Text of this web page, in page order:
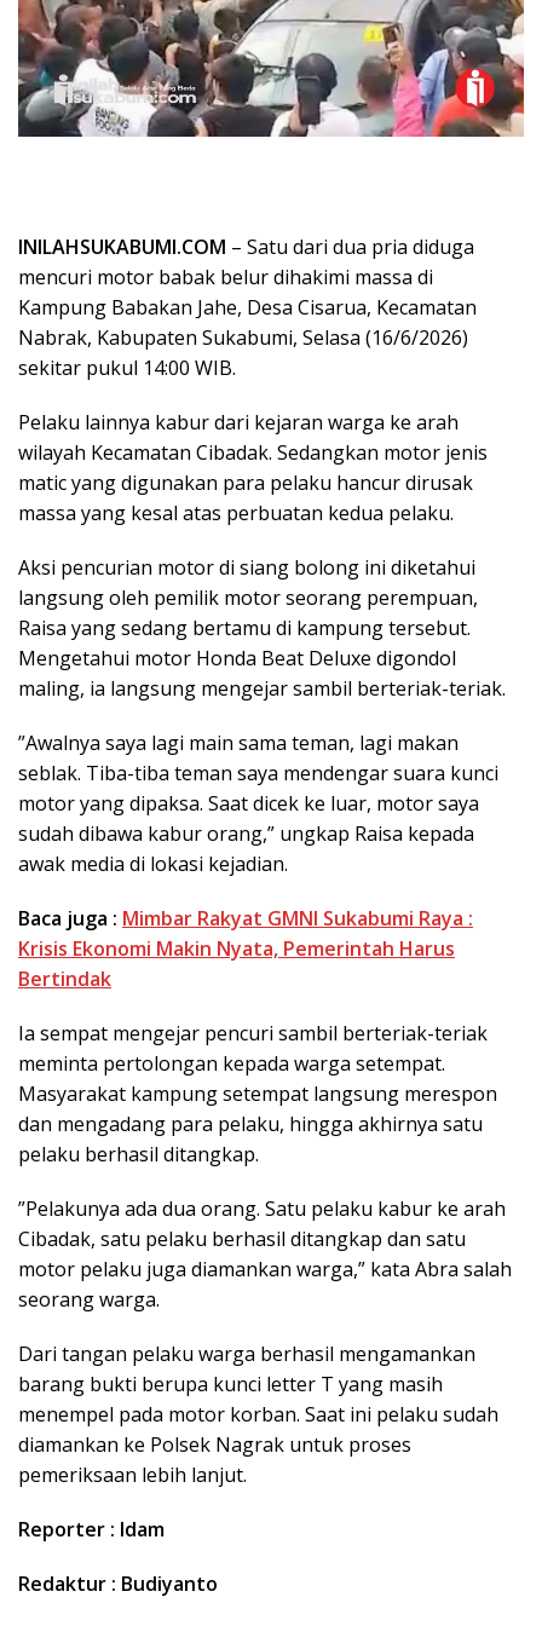
INILAHSUKABUMI.COM – Satu dari dua pria diduga
mencuri motor babak belur dihakimi massa di
Kampung Babakan Jahe, Desa Cisarua, Kecamatan
Nabrak, Kabupaten Sukabumi, Selasa (16/6/2026)
sekitar pukul 14:00 WIB.
Pelaku lainnya kabur dari kejaran warga ke arah
wilayah Kecamatan Cibadak. Sedangkan motor jenis
matic yang digunakan para pelaku hancur dirusak
massa yang kesal atas perbuatan kedua pelaku.
Aksi pencurian motor di siang bolong ini diketahui
langsung oleh pemilik motor seorang perempuan,
Raisa yang sedang bertamu di kampung tersebut.
Mengetahui motor Honda Beat Deluxe digondol
maling, ia langsung mengejar sambil berteriak-teriak.
​”Awalnya saya lagi main sama teman, lagi makan
seblak. Tiba-tiba teman saya mendengar suara kunci
motor yang dipaksa. Saat dicek ke luar, motor saya
sudah dibawa kabur orang,” ungkap Raisa kepada
awak media di lokasi kejadian.
Baca juga : Mimbar Rakyat GMNI Sukabumi Raya :
Krisis Ekonomi Makin Nyata, Pemerintah Harus
Bertindak
Ia sempat mengejar pencuri sambil berteriak-teriak
meminta pertolongan kepada warga setempat.
Masyarakat kampung setempat langsung merespon
dan mengadang para pelaku, hingga akhirnya satu
pelaku berhasil ditangkap.
​”Pelakunya ada dua orang. Satu pelaku kabur ke arah
Cibadak, satu pelaku berhasil ditangkap dan satu
motor pelaku juga diamankan warga,” kata Abra salah
seorang warga.
​Dari tangan pelaku warga berhasil mengamankan
barang bukti berupa kunci letter T yang masih
menempel pada motor korban. Saat ini pelaku sudah
diamankan ke Polsek Nagrak untuk proses
pemeriksaan lebih lanjut.
Reporter : Idam
Redaktur : Budiyanto